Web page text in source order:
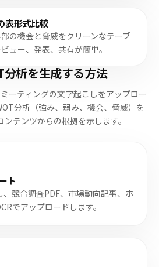
表形式比較
の機会と脅威をクリーンなテーブ
ュー、発表、共有が簡単。
分析を生成する方法
ーティングの文字起こしをアップロー
分析（強み、弱み、機会、脅威）を
テンツからの根拠を示します。
ト
競合調査PDF、市場動向記事、ホ
でアップロードします。